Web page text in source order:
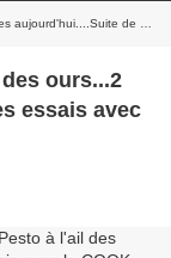
avec le COOK EXPERT de MAGIMIX
ours...2
essais avec